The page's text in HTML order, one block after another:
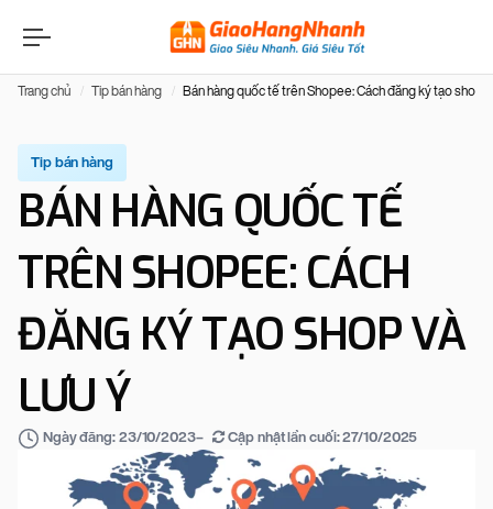
Trang chủ Tip bán hàng Bán hàng quốc tế trên Shopee: Cách đăng ký tạo shop
Tip bán hàng
BÁN HÀNG QUỐC TẾ
TRÊN SHOPEE: CÁCH
ĐĂNG KÝ TẠO SHOP VÀ
LƯU Ý
Ngày đăng: 23/10/2023– Cập nhật lần cuối:27/10/2025